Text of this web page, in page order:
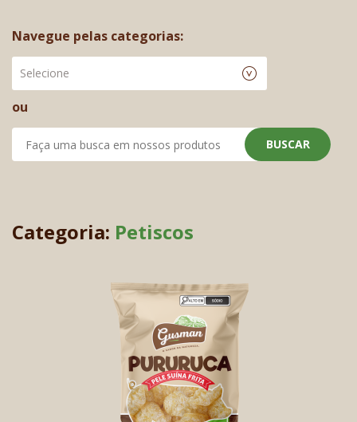
Navegue pelas categorias:
Selecione
ou
BUSCAR
Categoria: Petiscos